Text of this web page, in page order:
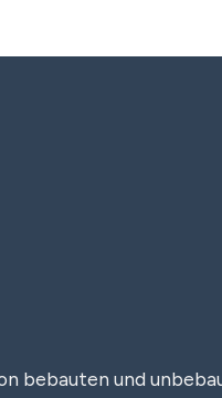
bebauten und